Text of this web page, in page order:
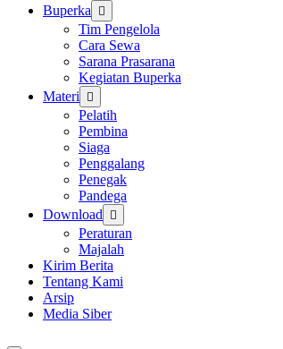
Buperka
Tim Pengelola
Cara Sewa
Sarana Prasarana
Kegiatan Buperka
Materi
Pelatih
Pembina
Siaga
Penggalang
Penegak
Pandega
Download
Peraturan
Majalah
Kirim Berita
Tentang Kami
Arsip
Media Siber